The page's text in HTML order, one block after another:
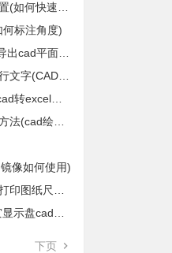
到cad里的图)
标注角度)
平面图不正)
文字怎么结束)
excel软件)
绘制距形)
像如何使用)
尺寸设置)
盘cad图标)
下页